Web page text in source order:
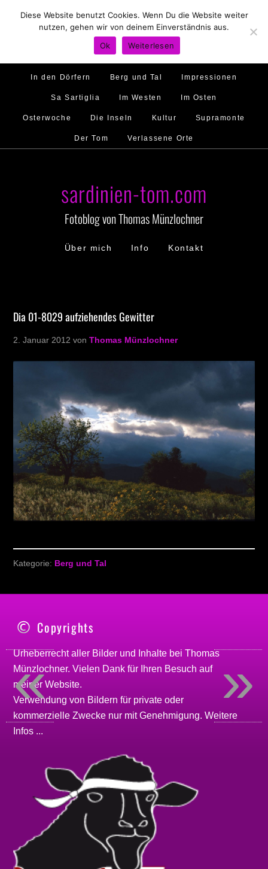
Hirtenland Traumstrände Feste feiern
Golfo di Orosei Im Norden
Murales Ambiente
In den Dörfern Berg und Tal Impressionen
Sa Sartiglia Im Westen Im Osten
Osterwoche Die Inseln Kultur Supramonte
Der Tom Verlassene Orte
sardinien-tom.com
Fotoblog von Thomas Münzlochner
Über mich Info Kontakt
Dia 01-8029 aufziehendes Gewitter
2. Januar 2012 vonThomas Münzlochner
Kategorie: Berg und Tal
Copyrights
Urheberrecht aller Bilder und Inhalte beiThomas
Münzlochner. Vielen Dank für Ihren Besuch auf
meinerWebsite.
Verwendung von Bildern für private oder
kommerzielle Zwecke nur mit Genehmigung.Weitere
Infos ...
»
«
Diese Website benutzt Cookies. Wenn Du die Website weiter
nutzen, gehen wir von deinem Einverständnis aus.
Ok
Weiterlesen